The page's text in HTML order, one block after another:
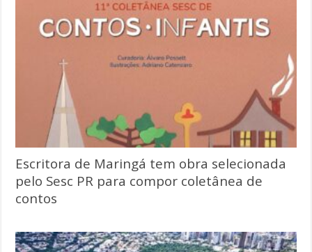
Escritora de Maringá tem obra selecionada
pelo Sesc PR para compor coletânea de
contos